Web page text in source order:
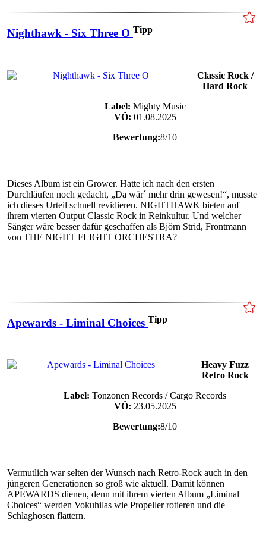
Nighthawk - Six Three O Tipp
Classic Rock /
Hard Rock
Label: Mighty Music
VÖ: 01.08.2025
Bewertung:8/10
Dieses Album ist ein Grower. Hatte ich nach den ersten
Durchläufen noch gedacht, „Da wär´ mehr drin gewesen!“, musste
ich dieses Urteil schnell revidieren. NIGHTHAWK bieten auf
ihrem vierten Output Classic Rock in Reinkultur. Und welcher
Sänger wäre besser dafür geschaffen als Björn Strid, Frontmann
von THE NIGHT FLIGHT ORCHESTRA?
Apewards - Liminal Choices Tipp
Heavy Fuzz
Retro Rock
Label: Tonzonen Records / Cargo Records
VÖ: 23.05.2025
Bewertung:8/10
Vermutlich war selten der Wunsch nach Retro-Rock auch in den
jüngeren Generationen so groß wie aktuell. Damit können
APEWARDS dienen, denn mit ihrem vierten Album „Liminal
Choices“ werden Vokuhilas wie Propeller rotieren und die
Schlaghosen flattern.